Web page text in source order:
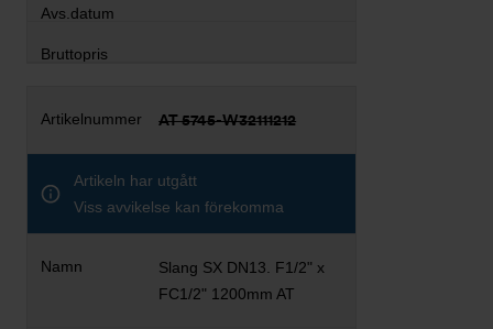
AT 5745-W32111212
Artikeln har utgått
Viss avvikelse kan förekomma
Slang SX DN13. F1/2" x
FC1/2" 1200mm AT